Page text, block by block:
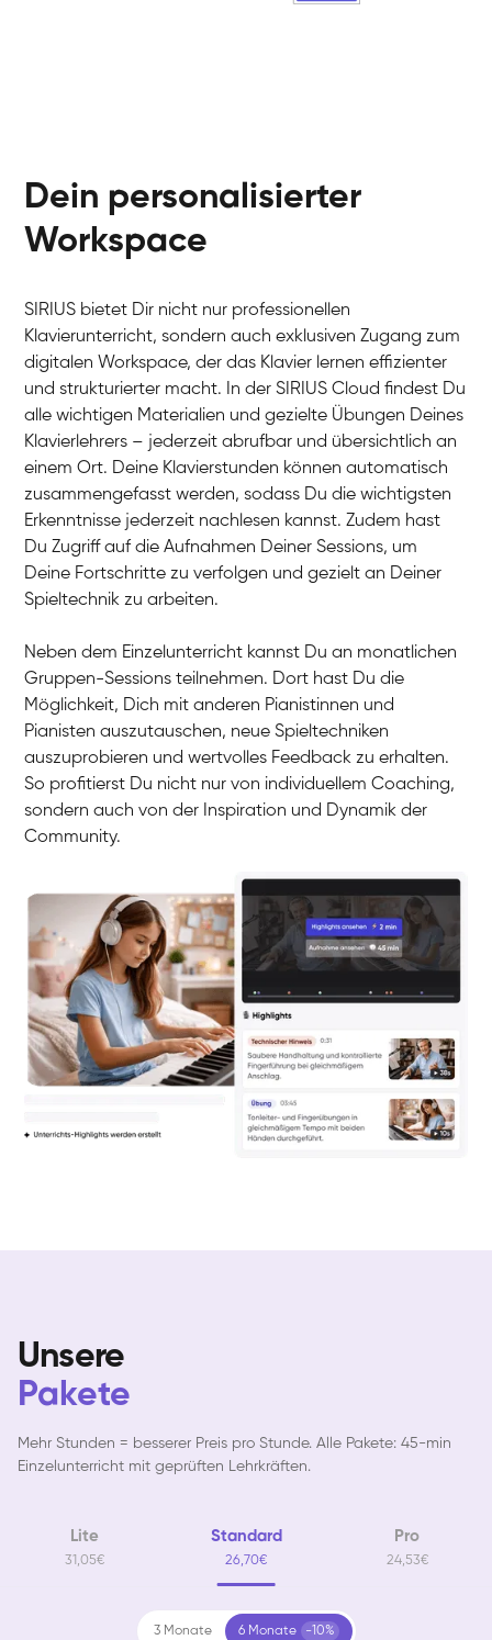
Klavier / Piano / Flügel
Klavier / Piano / Flügel
Hannes
Klavier / Piano / Flügel
Klavier / Piano / Flügel
Yuna
Klavier / Piano / Flügel
Camilla
Klavier / Piano / Flügel
Negin
Klavier / Piano / Flügel
Katarzyna
Klavier / Piano / Flügel
Dein personalisierter
Workspace
SIRIUS bietet Dir nicht nur professionellen
Klavierunterricht, sondern auch exklusiven Zugang zum
digitalen Workspace, der das Klavier lernen effizienter
und strukturierter macht. In der SIRIUS Cloud findest Du
alle wichtigen Materialien und gezielte Übungen Deines
Klavierlehrers – jederzeit abrufbar und übersichtlich an
einem Ort. Deine Klavierstunden können automatisch
zusammengefasst werden, sodass Du die wichtigsten
Erkenntnisse jederzeit nachlesen kannst. Zudem hast
Du Zugriff auf die Aufnahmen Deiner Sessions, um
Deine Fortschritte zu verfolgen und gezielt an Deiner
Spieltechnik zu arbeiten.
Neben dem Einzelunterricht kannst Du an monatlichen
Gruppen-Sessions teilnehmen. Dort hast Du die
Möglichkeit, Dich mit anderen Pianistinnen und
Pianisten auszutauschen, neue Spieltechniken
auszuprobieren und wertvolles Feedback zu erhalten.
So profitierst Du nicht nur von individuellem Coaching,
sondern auch von der Inspiration und Dynamik der
Community.
Unsere
Pakete
Mehr Stunden = besserer Preis pro Stunde. Alle Pakete: 45-min
Einzelunterricht mit geprüften Lehrkräften.
Lite
31,05€
Standard
26,70€
Pro
24,53€
3 Monate 6 Monate -10%